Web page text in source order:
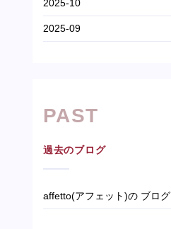
2025-10
2025-09
PAST
過去のブログ
affetto(アフェット)の ブログ